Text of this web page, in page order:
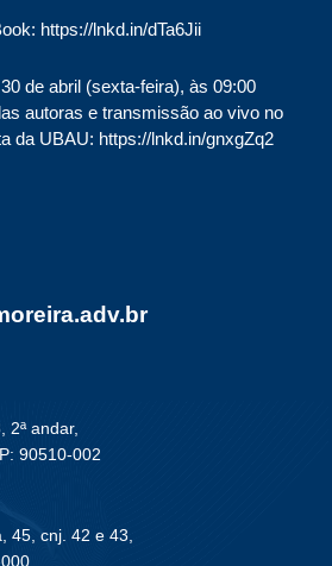
https://lnkd.in/dTa6Jii
de abril (sexta-feira), às 09:00
autoras e transmissão ao vivo no
da UBAU: https://lnkd.in/gnxgZq2
2ª andar,
90510-002
45, cnj. 42 e 43,